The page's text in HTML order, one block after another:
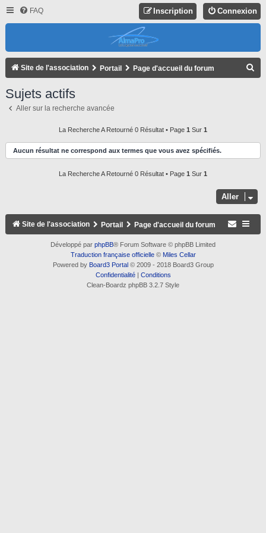
FAQ Connexion
Inscription
Site de l'association Portail Page d'accueil du forum
R
C
E
R
Sujets actifs
Aller sur la recherche avancée
La Recherche A Retourné 0 Résultat • Page 1 Sur 1
Aucun résultat ne correspond aux termes que vous avez spécifiés.
La Recherche A Retourné 0 Résultat • Page 1 Sur 1
Aller
Site de l'association Portail Page d'accueil du forum
Développé par phpBB® Forum Software © phpBB Limited
Traduction française officielle© Miles Cellar
Powered by Board3 Portal© 2009 - 2018 Board3 Group
Confidentialité| Conditions
Clean-Boardz phpBB 3.2.7 Style